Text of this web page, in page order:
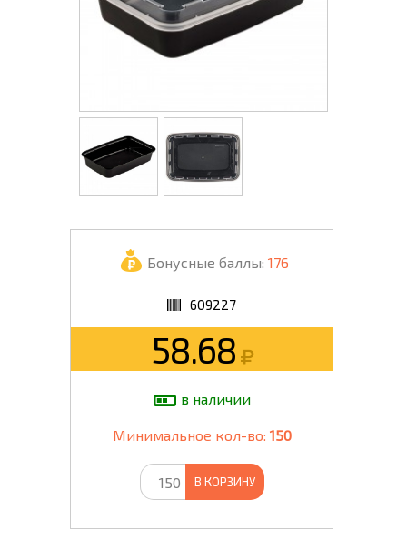
Бонусные баллы: 176
609227
58.68
в наличии
Минимальное кол-во: 150
В КОРЗИНУ